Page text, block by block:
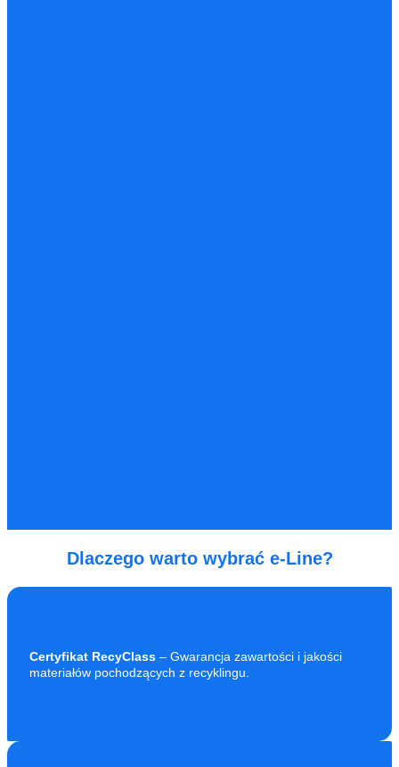
Dlaczego warto wybrać e-Line?
Certyfikat RecyClass – Gwarancja zawartości i jakości
materiałów pochodzących z recyklingu.